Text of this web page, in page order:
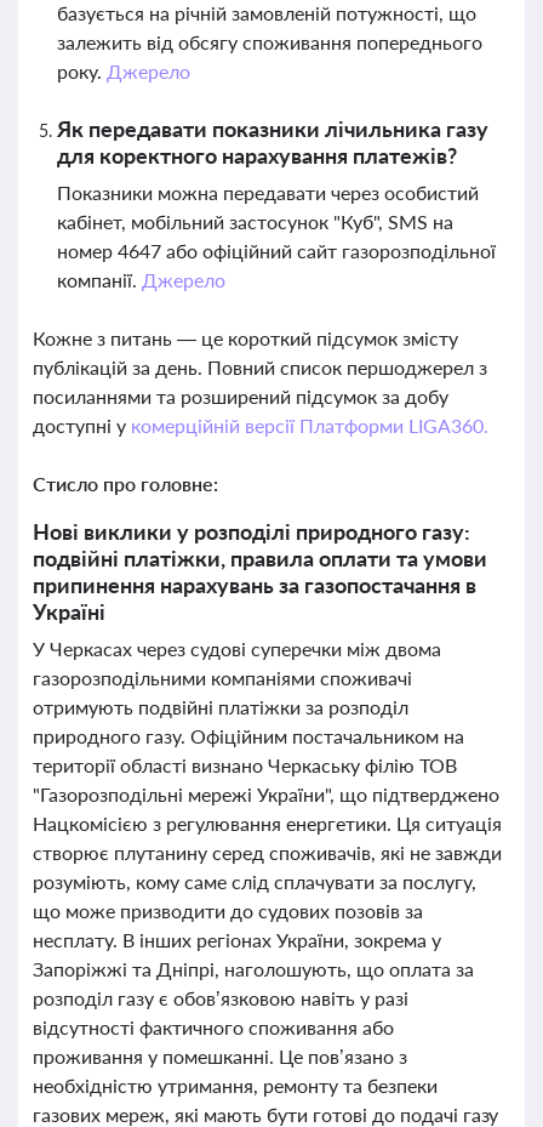
базується на річній замовленій потужності, що
залежить від обсягу споживання попереднього
року. Джерело
Як передавати показники лічильника газу
для коректного нарахування платежів?
Показники можна передавати через особистий
кабінет, мобільний застосунок "Куб", SMS на
номер 4647 або офіційний сайт газорозподільної
компанії. Джерело
Кожне з питань — це короткий підсумок змісту
публікацій за день. Повний список першоджерел з
посиланнями та розширений підсумок за добу
доступні у комерційній версії Платформи LIGA360.
Стисло про головне:
Нові виклики у розподілі природного газу:
подвійні платіжки, правила оплати та умови
припинення нарахувань за газопостачання в
Україні
У Черкасах через судові суперечки між двома
газорозподільними компаніями споживачі
отримують подвійні платіжки за розподіл
природного газу. Офіційним постачальником на
території області визнано Черкаську філію ТОВ
"Газорозподільні мережі України", що підтверджено
Нацкомісією з регулювання енергетики. Ця ситуація
створює плутанину серед споживачів, які не завжди
розуміють, кому саме слід сплачувати за послугу,
що може призводити до судових позовів за
несплату. В інших регіонах України, зокрема у
Запоріжжі та Дніпрі, наголошують, що оплата за
розподіл газу є обов’язковою навіть у разі
відсутності фактичного споживання або
проживання у помешканні. Це пов’язано з
необхідністю утримання, ремонту та безпеки
газових мереж, які мають бути готові до подачі газу